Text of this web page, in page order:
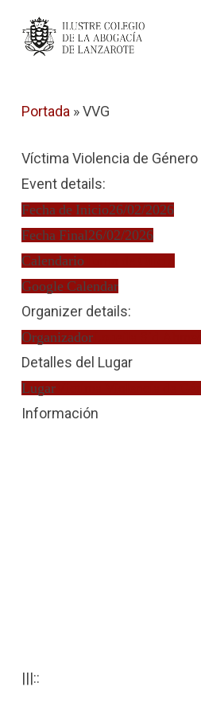
Portada »VVG
Víctima Violencia de Género
Event details:
Fecha de Inicio26/02/2026
Fecha Final26/02/2026
Calendario
Google Calendar
Organizer details:
OrganizadorLoueila Sid
Detalles del Lugar
LugarVíctima Violencia de
Información
|||::